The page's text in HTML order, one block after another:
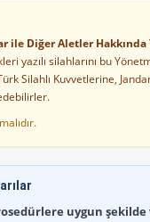
ile Diğer Aletler
yazılı silahlarını bu
Silahlı Kuvvetlerine,
uygun